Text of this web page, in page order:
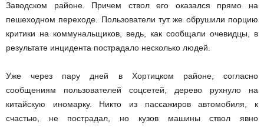
Заводском районе. Причем ствол его оказался прямо на
пешеходном переходе. Пользователи тут же обрушили порцию
критики на коммунальщиков, ведь, как сообщали очевидцы, в
результате инцидента пострадало несколько людей.
Уже через пару дней в Хортицком районе, согласно
сообщениям пользователей соцсетей, дерево рухнуло на
китайскую иномарку. Никто из пассажиров автомобиля, к
счастью, не пострадал, но кузов машины ствол явно